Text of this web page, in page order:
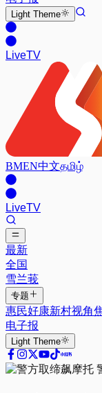
Light Theme
LiveTV
BMEN中文தமிழ்
LiveTV
最新
全国
雪兰莪
专题
惠民好康新村视角
电子报
Light Theme